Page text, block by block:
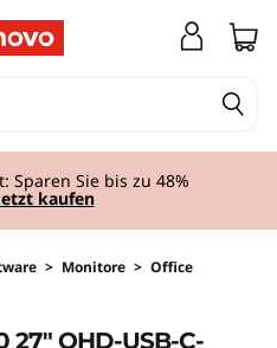
Sparen Sie bis zu 48%
kaufen
> Monitore > Office
27" QHD-USB-C-